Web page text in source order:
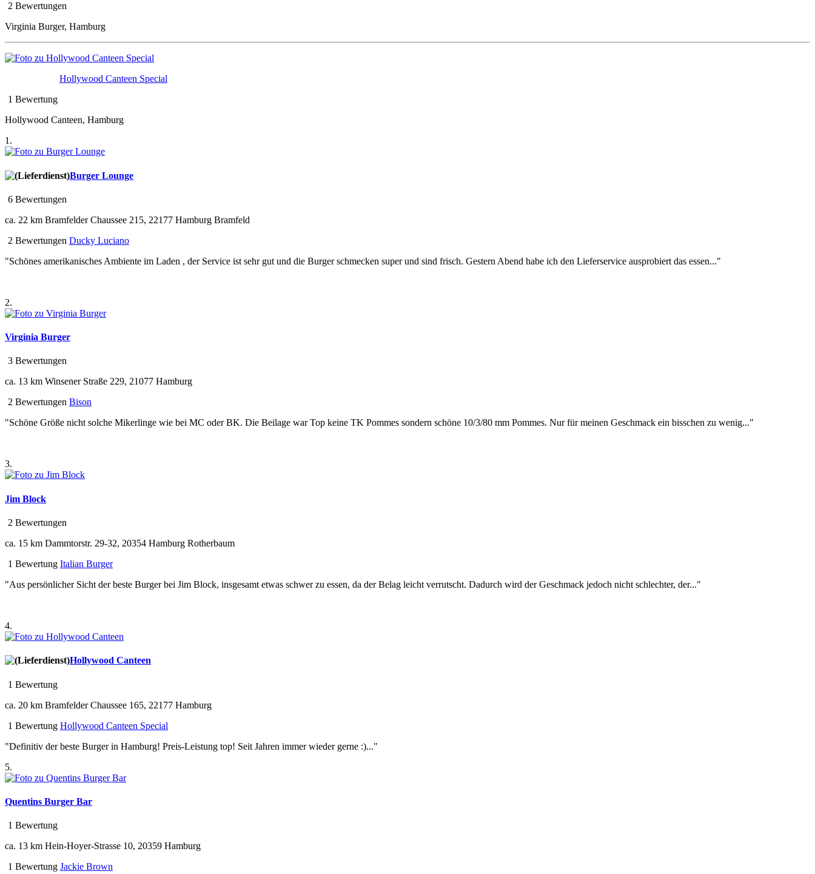
2 Bewertungen
Virginia Burger, Hamburg
Hollywood Canteen Special
1 Bewertung
Hollywood Canteen, Hamburg
1.
Burger Lounge
6 Bewertungen
ca. 22 km Bramfelder Chaussee 215, 22177 Hamburg Bramfeld
2 Bewertungen Ducky Luciano
"Schönes amerikanisches Ambiente im Laden , der Service ist sehr gut und die Burger schmecken super und sind frisch. Gestern Abend habe ich den Lieferservice ausprobiert das essen..."
2.
Virginia Burger
3 Bewertungen
ca. 13 km Winsener Straße 229, 21077 Hamburg
2 Bewertungen Bison
"Schöne Größe nicht solche Mikerlinge wie bei MC oder BK. Die Beilage war Top keine TK Pommes sondern schöne 10/3/80 mm Pommes. Nur für meinen Geschmack ein bisschen zu wenig..."
3.
Jim Block
2 Bewertungen
ca. 15 km Dammtorstr. 29-32, 20354 Hamburg Rotherbaum
1 Bewertung Italian Burger
"Aus persönlicher Sicht der beste Burger bei Jim Block, insgesamt etwas schwer zu essen, da der Belag leicht verrutscht. Dadurch wird der Geschmack jedoch nicht schlechter, der..."
4.
Hollywood Canteen
1 Bewertung
ca. 20 km Bramfelder Chaussee 165, 22177 Hamburg
1 Bewertung Hollywood Canteen Special
"Definitiv der beste Burger in Hamburg! Preis-Leistung top! Seit Jahren immer wieder gerne :)..."
5.
Quentins Burger Bar
1 Bewertung
ca. 13 km Hein-Hoyer-Strasse 10, 20359 Hamburg
1 Bewertung Jackie Brown